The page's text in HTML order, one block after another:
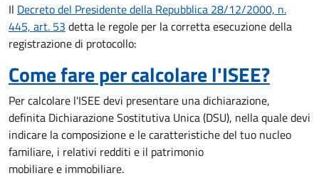
Il Decreto del Presidente della Repubblica 28/12/2000, n.
445, art. 53 detta le regole per la corretta esecuzione della
registrazione di protocollo:
Come fare per calcolare l'ISEE?
Per calcolare l'ISEE devi presentare una dichiarazione,
definita Dichiarazione Sostitutiva Unica (DSU), nella quale devi
indicare la composizione e le caratteristiche del tuo nucleo
familiare, i relativi redditi e il patrimonio
mobiliare e immobiliare.